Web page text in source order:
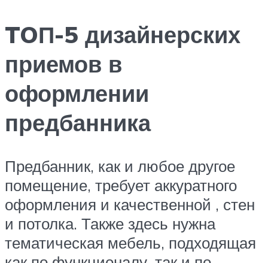
TOП-5 дизайнерских
приемов в
оформлении
предбанника
Предбанник, как и любое другое
помещение, требует аккуратного
оформления и качественной , стен
и потолка. Также здесь нужна
тематическая мебель, подходящая